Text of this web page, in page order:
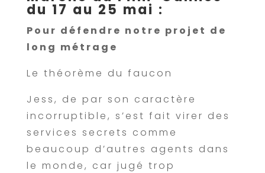
du 17 au 25 mai :
Pour défendre notre projet de
long métrage
Le théorème du faucon
Jess, de par son caractère
incorruptible, s’est fait virer des
services secrets comme
beaucoup d’autres agents dans
le monde, car jugé trop